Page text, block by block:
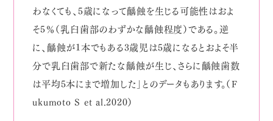
わなくても、5歳になって齲蝕を生じる可能性はおよ
そ5％（乳臼歯部のわずかな齲蝕程度）である。逆
に、齲蝕が1本でもある3歳児は5歳になるとおよそ半
分で乳臼歯部で新たな齲蝕が生じ、さらに齲蝕歯数
は平均5本にまで増加した」とのデータもあります。（F
ukumoto S et al.2020）